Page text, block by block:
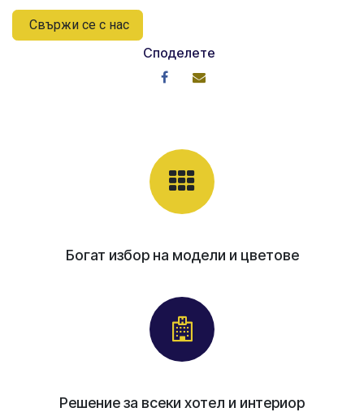
Свържи се с нас
Споделете
Богат избор на модели и цветове
Решение за всеки хотел и интериор